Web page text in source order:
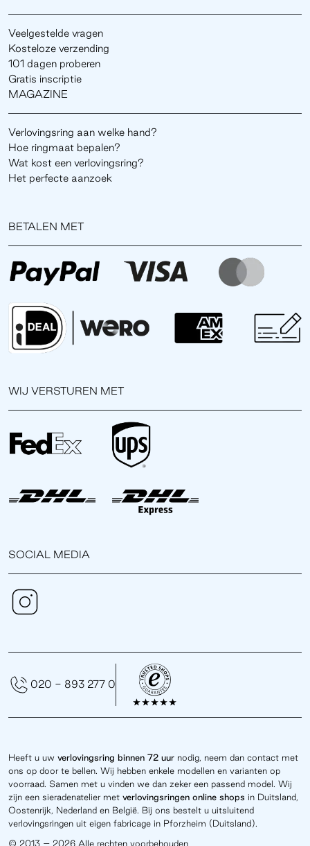
Veelgestelde vragen
Kosteloze verzending
101 dagen proberen
Gratis inscriptie
MAGAZINE
Verlovingsring aan welke hand?
Hoe ringmaat bepalen?
Wat kost een verlovingsring?
Het perfecte aanzoek
BETALEN MET
WIJ VERSTUREN MET
SOCIAL MEDIA
Heeft u uw verlovingsring binnen 72 uur nodig, neem dan contact met
ons op door te bellen. Wij hebben enkele modellen en varianten op
voorraad. Samen met u vinden we dan zeker een passend model. Wij
zijn een sieradenatelier met verlovingsringen online shops in Duitsland,
Oostenrijk, Nederland en België. Bij ons bestelt u uitsluitend
verlovingsringen uit eigen fabricage in Pforzheim (Duitsland).
© 2013 – 2026 Alle rechten voorbehouden
020 - 893 277 0